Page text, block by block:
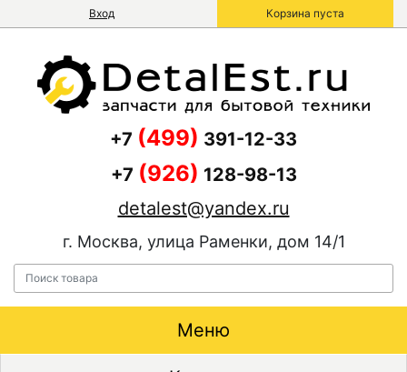
Вход Корзина пуста
+7 (499) 391-12-33
+7 (926) 128-98-13
detalest@yandex.ru
г. Москва, улица Раменки, дом 14/1
Меню